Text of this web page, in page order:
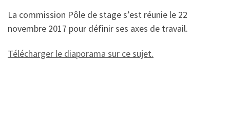
La commission Pôle de stage s’est réunie le 22
novembre 2017 pour définir ses axes de travail.
Télécharger le diaporama sur ce sujet.